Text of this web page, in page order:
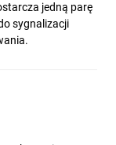
jedną parę
sygnalizacji